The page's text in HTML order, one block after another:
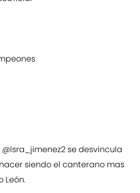
@Isra_jimenez2 se desvincula
siendo el canterano mas
León.